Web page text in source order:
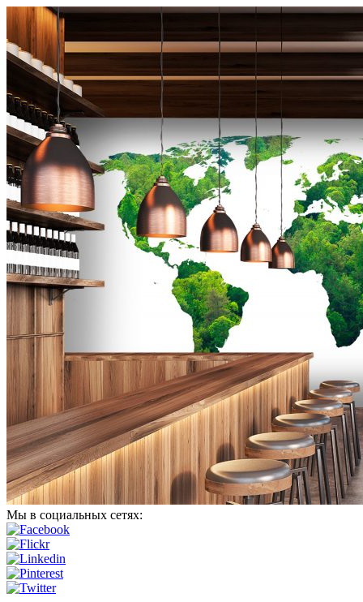
Мы в социальных сетях: